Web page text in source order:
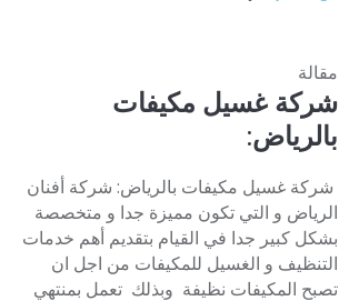
مقالة
شركة غسيل مكيفات
بالرياض:
شركة غسيل مكيفات بالرياض: شركة أفنان
الرياض و التي تكون مميزة جدا و متخصصة
بشكل كبير جدا في القيام بتقديم أهم خدمات
التنظيف و الغسيل للمكيفات من اجل ان
تصبح المكيفات نظيفة وبذلك تعمل بمنتهي